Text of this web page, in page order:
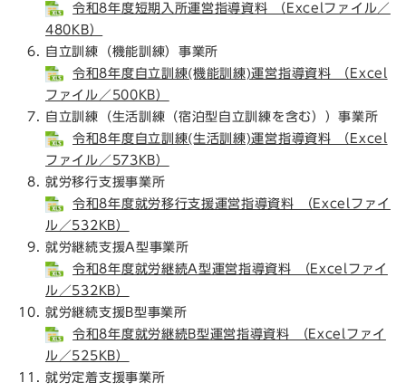
令和8年度短期入所運営指導資料 （Excelファイル／
480KB）
自立訓練（機能訓練）事業所
令和8年度自立訓練(機能訓練)運営指導資料 （Excel
ファイル／500KB）
自立訓練（生活訓練（宿泊型自立訓練を含む））事業所
令和8年度自立訓練(生活訓練)運営指導資料 （Excel
ファイル／573KB）
就労移行支援事業所
令和8年度就労移行支援運営指導資料 （Excelファイ
ル／532KB）
就労継続支援A型事業所
令和8年度就労継続A型運営指導資料 （Excelファイ
ル／532KB）
就労継続支援B型事業所
令和8年度就労継続B型運営指導資料 （Excelファイ
ル／525KB）
就労定着支援事業所